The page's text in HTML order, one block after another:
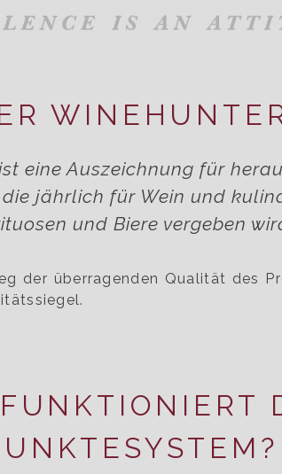
eine Auszeichnung für
jährlich für Wein und
und Biere vergeben
der überragenden Qualität des